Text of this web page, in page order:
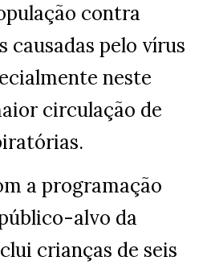
contra
causadas pelo vírus
neste
circulação de
a programação
alvo da
crianças de seis